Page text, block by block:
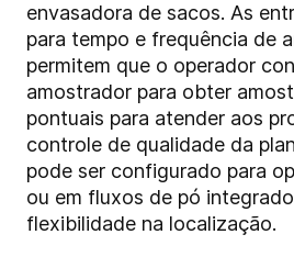
envasadora de sacos. As
para tempo e frequência de
permitem que o operador
amostrador para obter
pontuais para atender aos
controle de qualidade da
pode ser configurado para
ou em fluxos de pó
flexibilidade na localização.